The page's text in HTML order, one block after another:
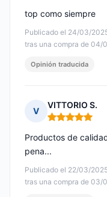
Publicado el 24/03/
tras una compra de 04/
top como siempre
Opinión traducida
V
VITTORIO S.
Nota: 5 de 5
Publicado el 22/03/
tras una compra de 03/
Productos de
pena...